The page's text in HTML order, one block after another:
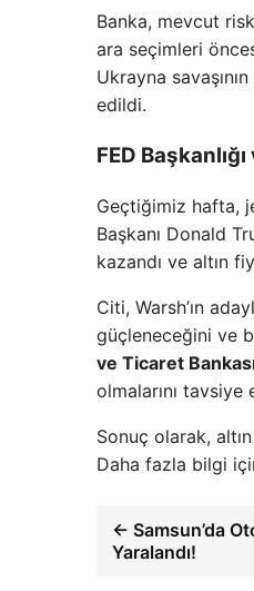
Banka, mevcut
ara seçimleri
Ukrayna
edildi.
FED
Geçtiğimiz hafta,
Başkanı Donald
kazandı ve altın
Citi, Warsh’ın
güçleneceğini ve
ve Ticaret
olmalarını tavsiye
Sonuç olarak,
Daha fazla bilgi
← Samsun’da
Yaralandı!